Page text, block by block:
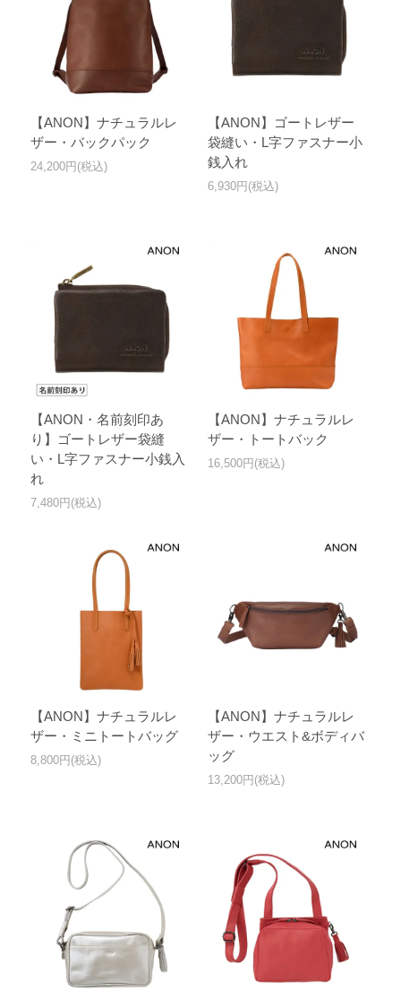
【ANON】ナチュラルレ
ザー・バックパック
24,200円(税込)
【ANON】ゴートレザー
袋縫い・L字ファスナー小
銭入れ
6,930円(税込)
【ANON・名前刻印あ
り】ゴートレザー袋縫
い・L字ファスナー小銭入
れ
7,480円(税込)
【ANON】ナチュラルレ
ザー・トートバック
16,500円(税込)
【ANON】ナチュラルレ
ザー・ミニトートバッグ
8,800円(税込)
【ANON】ナチュラルレ
ザー・ウエスト&ボディバ
ッグ
13,200円(税込)